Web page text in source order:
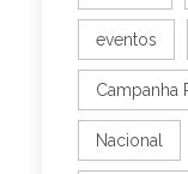
eventos
Campanha
Nacional